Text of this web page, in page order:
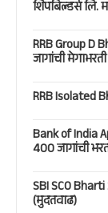
शिपबिल्डर्स लि.
RRB Group D
जागांची मेगाभरती
RRB Isolated
Bank of India
400 जागांची
SBI SCO
(मुदतवाढ)